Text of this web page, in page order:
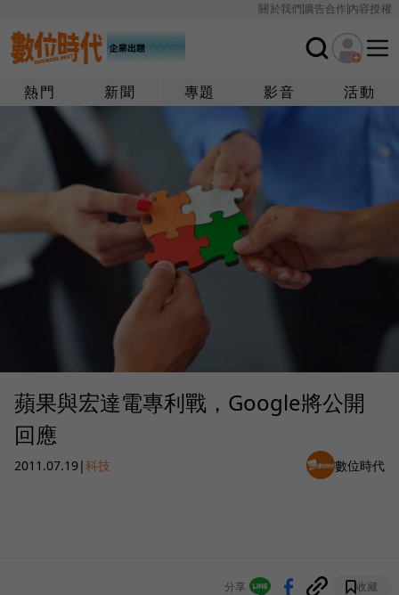
關於我們廣告合作內容授權
熱門 新聞 專題 影音 活動
蘋果與宏達電專利戰，Google將公開
回應
2011.07.19|科技 數位時代
分享 收藏